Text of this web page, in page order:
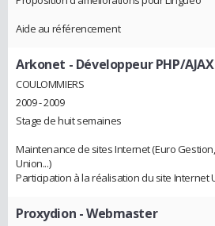
Aide au référencement
Arkonet - Développeur PHP/AJAX
COULOMMIERS
2009 - 2009
Stage de huit semaines
Maintenance de sites Internet (Euro Gestion,
Union...)
Participation à la réalisation du site Internet
Proxydion - Webmaster